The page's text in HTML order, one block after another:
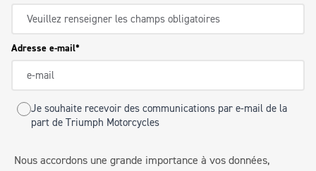
Adresse e-mail
Je souhaite recevoir des communications par e-mail de la
part de Triumph Motorcycles
Nous accordons une grande importance à vos données,